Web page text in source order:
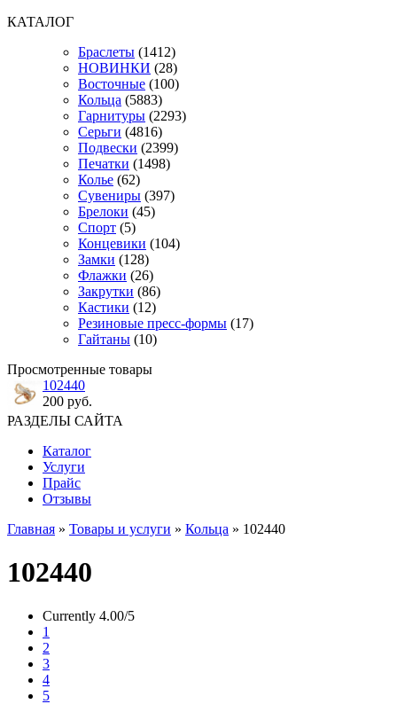
КАТАЛОГ
Браслеты (1412)
НОВИНКИ (28)
Восточные (100)
Кольца (5883)
Гарнитуры (2293)
Серьги (4816)
Подвески (2399)
Печатки (1498)
Колье (62)
Сувениры (397)
Брелоки (45)
Спорт (5)
Концевики (104)
Замки (128)
Флажки (26)
Закрутки (86)
Кастики (12)
Резиновые пресс-формы (17)
Гайтаны (10)
Просмотренные товары
102440
200 руб.
РАЗДЕЛЫ САЙТА
Каталог
Услуги
Прайс
Отзывы
Главная » Товары и услуги » Кольца » 102440
102440
Currently 4.00/5
1
2
3
4
5